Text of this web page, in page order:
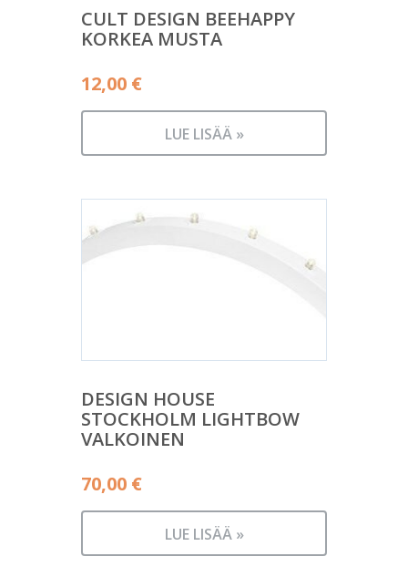
CULT DESIGN BEEHAPPY
KORKEA MUSTA
12,00 €
LUE LISÄÄ »
DESIGN HOUSE
STOCKHOLM LIGHTBOW
VALKOINEN
70,00 €
LUE LISÄÄ »